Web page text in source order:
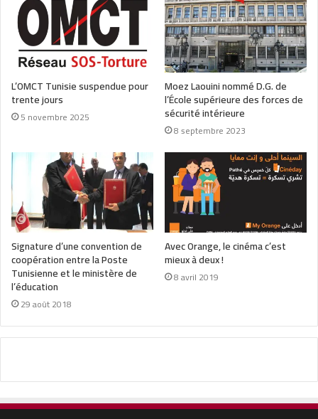
L’OMCT Tunisie suspendue pour
trente jours
5 novembre 2025
Moez Laouini nommé D.G. de
l’École supérieure des forces de
sécurité intérieure
8 septembre 2023
Signature d’une convention de
coopération entre la Poste
Tunisienne et le ministère de
l’éducation
29 août 2018
Avec Orange, le cinéma c’est
mieux à deux !
8 avril 2019